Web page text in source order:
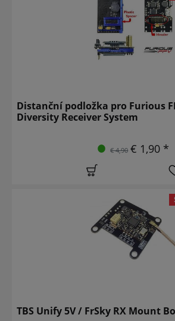
Distanční podložka pro Furious
Diversity Receiver System
€ 4,90 € 1,90 *
TBS Unify 5V / FrSky RX Mount